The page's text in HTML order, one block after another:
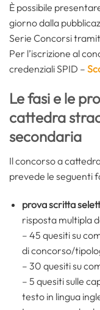
È possibile
giorno dalla
Serie Concorsi
Per l’iscrizione al
credenziali SPID –
Le fasi e le
cattedra
secondaria
Il concorso a
prevede le seguenti
prova scritta
risposta multipla
– 45 quesiti su
di concorso/
– 30 quesiti su
– 5 quesiti sulle
testo in lingua